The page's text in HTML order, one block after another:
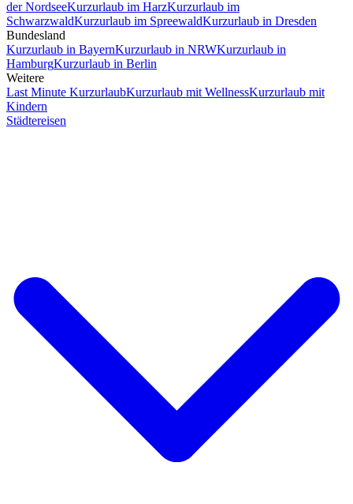
der NordseeKurzurlaub im HarzKurzurlaub im
SchwarzwaldKurzurlaub im SpreewaldKurzurlaub in Dresden
Bundesland
Kurzurlaub in BayernKurzurlaub in NRWKurzurlaub in
HamburgKurzurlaub in Berlin
Weitere
Last Minute KurzurlaubKurzurlaub mit WellnessKurzurlaub mit
Kindern
Städtereisen